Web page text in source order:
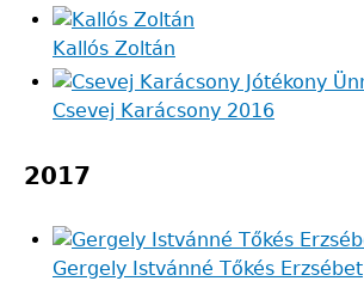
Kallós Zoltán
Csevej Karácsony 2016
2017
Gergely Istvánné Tőkés Erzsébet